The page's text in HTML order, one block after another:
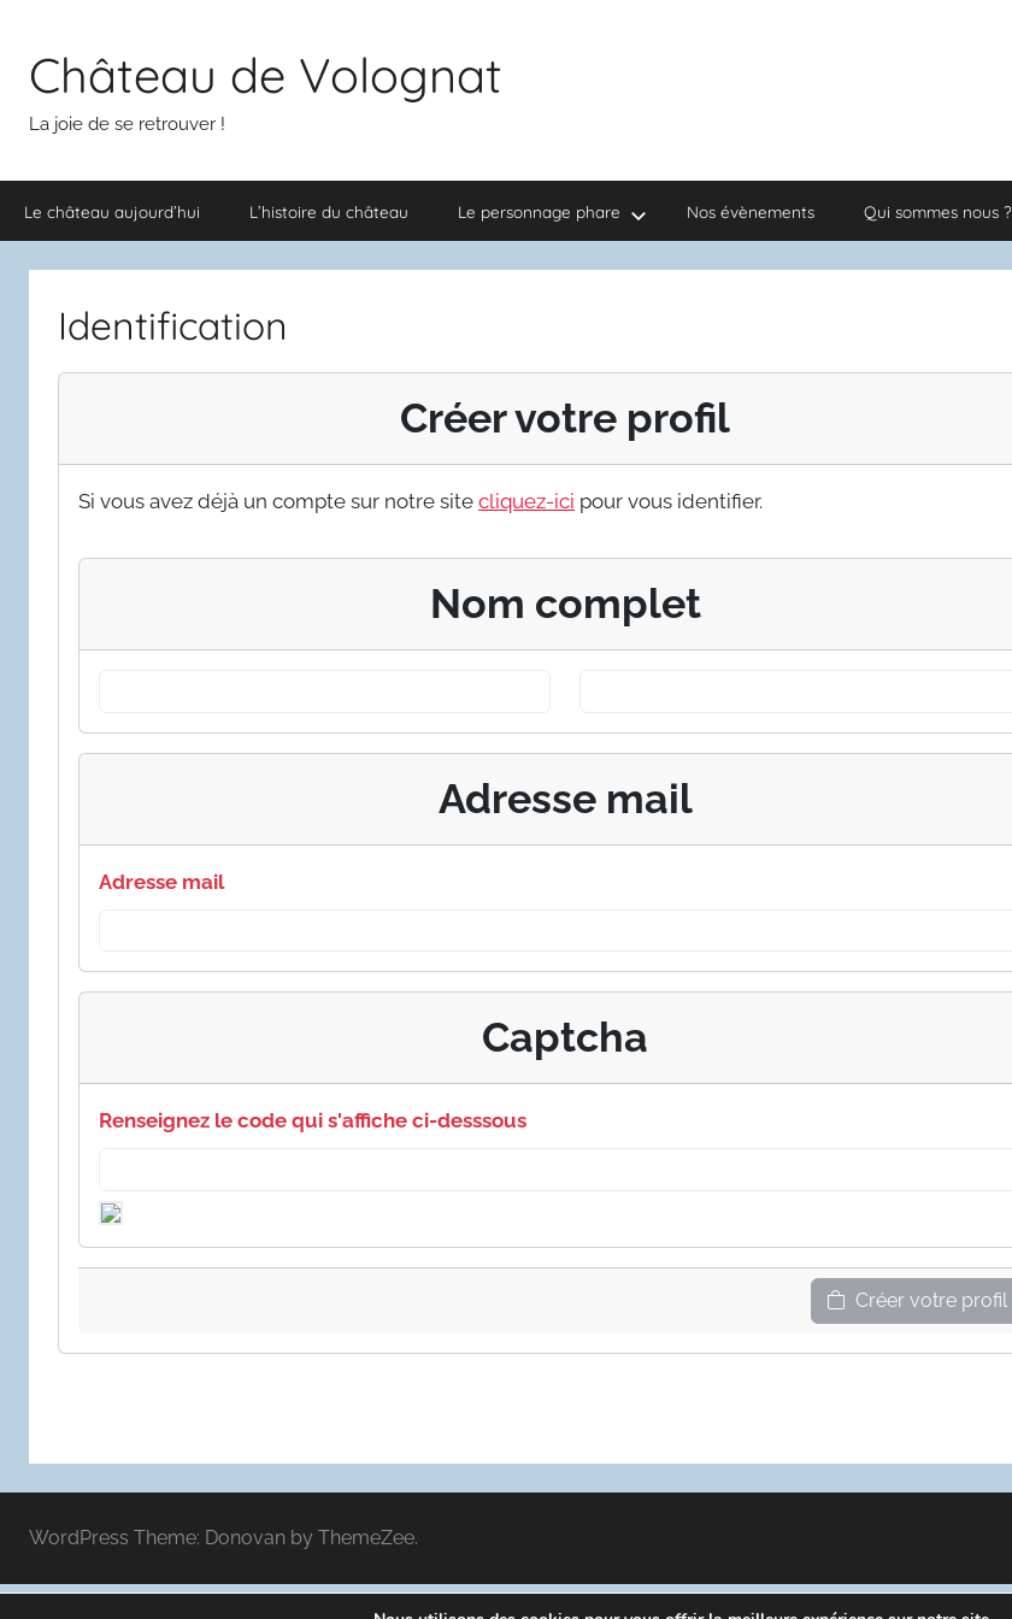
contenuChâteau de Volognat
La joie de se retrouver !
Le château aujourd’hui L’histoire du château Le personnage phare Nos évènements Qui sommes nous ?
Identification
Créer votre profil
Si vous avez déjà un compte sur notre site cliquez-ici pour vous identifier.
Nom complet
Adresse mail
Adresse mail
Captcha
Renseignez le code qui s'affiche ci-desssous
Créer votre profil
WordPress Theme: Donovan by ThemeZee.